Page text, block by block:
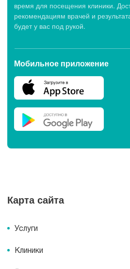
время для посещения клиники.
рекомендациям врачей и
будет у вас под рукой.
Мобильное приложение
Карта сайта
Услуги
Клиники